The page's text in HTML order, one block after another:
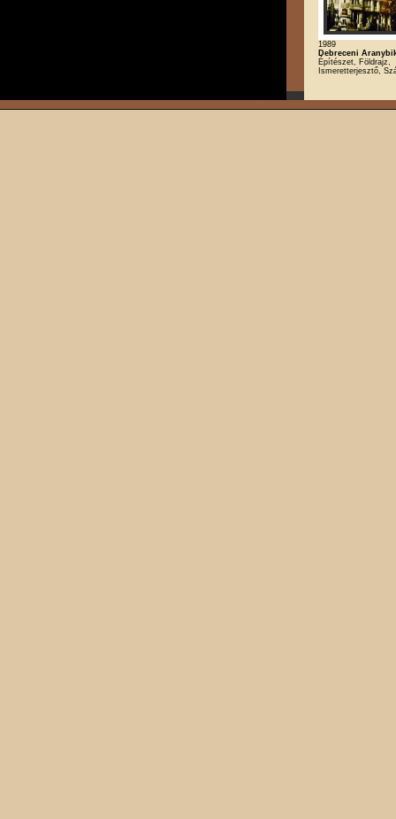
1989
Debreceni
Építészet, Földrajz,
Ismeretterjesztő,